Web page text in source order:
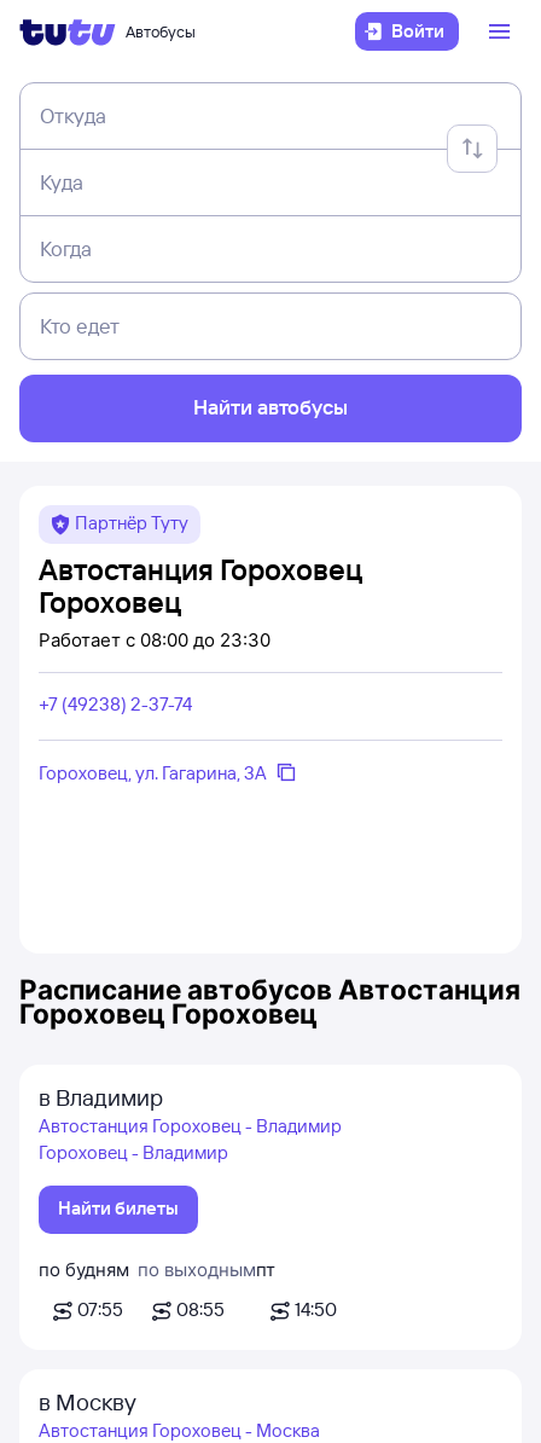
Автобусы Войти
Откуда
Куда
Когда
Кто едет
Найти автобусы
Партнёр Туту
Автостанция Гороховец
Гороховец
Работает с 08:00 до 23:30
+7 (49238) 2-37-74
Гороховец, ул. Гагарина, 3А
Расписание автобусов Автостанция
Гороховец Гороховец
в Владимир
Автостанция Гороховец - Владимир
Гороховец - Владимир
Найти билеты
по будням
07:55
по выходным
08:55
пт
14:50
в Москву
Автостанция Гороховец - Москва